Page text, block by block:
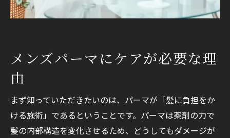
メンズパーマにケアが必要な理
由
まず知っていただきたいのは、パーマが「髪に負担をか
ける施術」であるということです。パーマは薬剤の力で
髪の内部構造を変化させるため、どうしてもダメージが